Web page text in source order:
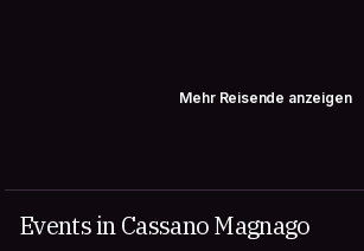
Mehr Reisende anzeigen
Events in Cassano Magnago